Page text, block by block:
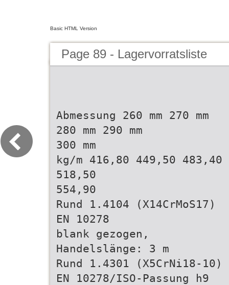
Basic HTML Version
Page 89 - Lagervorratsliste
Abmessung 260 mm 270 mm
280 mm 290 mm
300 mm
kg/m 416,80 449,50 483,40
518,50
554,90
Rund 1.4104 (X14CrMoS17)
EN 10278
blank gezogen,
Handelslänge: 3 m
Rund 1.4301 (X5CrNi18-10)
EN 10278/ISO-Passung h9